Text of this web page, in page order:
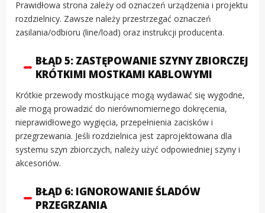
Prawidłowa strona zależy od oznaczeń urządzenia i projektu
rozdzielnicy. Zawsze należy przestrzegać oznaczeń
zasilania/odbioru (line/load) oraz instrukcji producenta.
BŁĄD 5: ZASTĘPOWANIE SZYNY ZBIORCZEJ
KRÓTKIMI MOSTKAMI KABLOWYMI
Krótkie przewody mostkujące mogą wydawać się wygodne,
ale mogą prowadzić do nierównomiernego dokręcenia,
nieprawidłowego wygięcia, przepełnienia zacisków i
przegrzewania. Jeśli rozdzielnica jest zaprojektowana dla
systemu szyn zbiorczych, należy użyć odpowiedniej szyny i
akcesoriów.
BŁĄD 6: IGNOROWANIE ŚLADÓW
PRZEGRZANIA